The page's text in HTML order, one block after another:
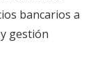
bancarios a
gestión